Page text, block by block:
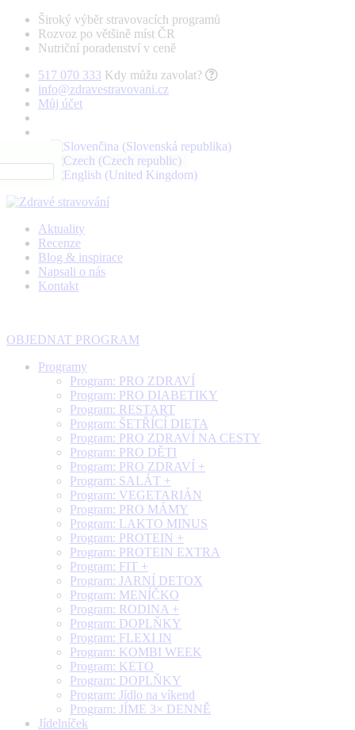
Široký výběr stravovacích programů
Rozvoz po většině míst ČR
Nutriční poradenství v ceně
517 070 333 Kdy můžu zavolat?
info@zdravestravovani.cz
Můj účet
Aktuality
Recenze
Blog & inspirace
Napsali o nás
Kontakt
OBJEDNAT PROGRAM
Programy
Program: PRO ZDRAVÍ
Program: PRO DIABETIKY
Program: RESTART
Program: ŠETŘÍCÍ DIETA
Program: PRO ZDRAVÍ NA CESTY
Program: PRO DĚTI
Program: PRO ZDRAVÍ +
Program: SALÁT +
Program: VEGETARIÁN
Program: PRO MÁMY
Program: LAKTO MINUS
Program: PROTEIN +
Program: PROTEIN EXTRA
Program: FIT +
Program: JARNÍ DETOX
Program: MENÍČKO
Program: RODINA +
Program: DOPLŇKY
Program: FLEXI IN
Program: KOMBI WEEK
Program: KETO
Program: DOPLŇKY
Program: Jídlo na víkend
Program: JÍME 3× DENNĚ
Jídelníček